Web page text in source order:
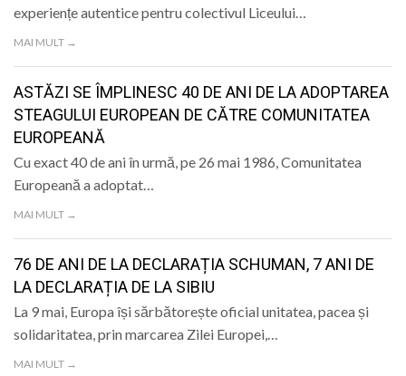
experiențe autentice pentru colectivul Liceului…
MAI MULT →
ASTĂZI SE ÎMPLINESC 40 DE ANI DE LA ADOPTAREA
STEAGULUI EUROPEAN DE CĂTRE COMUNITATEA
EUROPEANĂ
Cu exact 40 de ani în urmă, pe 26 mai 1986, Comunitatea
Europeană a adoptat…
MAI MULT →
76 DE ANI DE LA DECLARAȚIA SCHUMAN, 7 ANI DE
LA DECLARAȚIA DE LA SIBIU
La 9 mai, Europa își sărbătorește oficial unitatea, pacea și
solidaritatea, prin marcarea Zilei Europei,…
MAI MULT →